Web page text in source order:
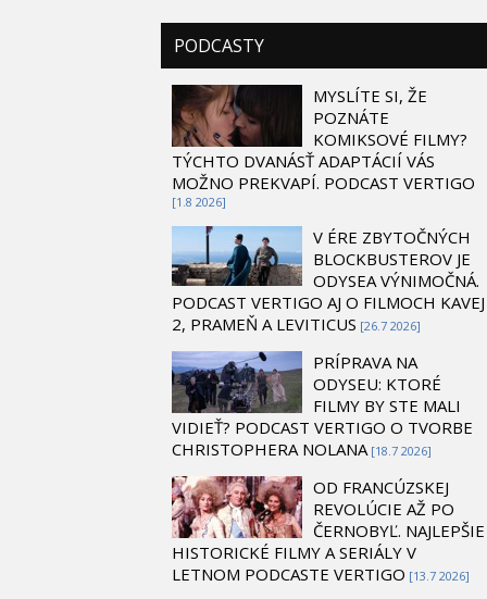
PODCASTY
MYSLÍTE SI, ŽE
POZNÁTE
KOMIKSOVÉ FILMY?
TÝCHTO DVANÁSŤ ADAPTÁCIÍ VÁS
MOŽNO PREKVAPÍ. PODCAST VERTIGO
[1.8 2026]
V ÉRE ZBYTOČNÝCH
BLOCKBUSTEROV JE
ODYSEA VÝNIMOČNÁ.
PODCAST VERTIGO AJ O FILMOCH KAVEJ
2, PRAMEŇ A LEVITICUS [26.7 2026]
PRÍPRAVA NA
ODYSEU: KTORÉ
FILMY BY STE MALI
VIDIEŤ? PODCAST VERTIGO O TVORBE
CHRISTOPHERA NOLANA [18.7 2026]
OD FRANCÚZSKEJ
REVOLÚCIE AŽ PO
ČERNOBYĽ. NAJLEPŠIE
HISTORICKÉ FILMY A SERIÁLY V
LETNOM PODCASTE VERTIGO [13.7 2026]